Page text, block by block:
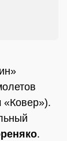
«Ковер»).
.